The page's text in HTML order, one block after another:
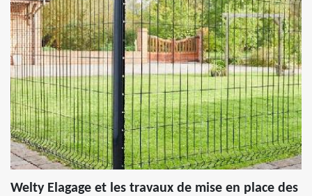
Welty Elagage et les travaux de mise en place des